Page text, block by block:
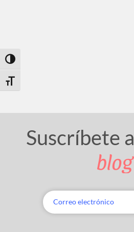
Toggle High Contrast
Toggle Font size
Suscríbete a
blog